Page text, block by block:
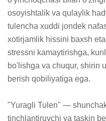
osoyishtalik va qulaylik
tulencha xuddi jondek
xotirjamlik hissini baxsh
stressni kamaytirishga,
bo'lishga va chuqur, shirin
berish qobiliyatiga ega.
"Yuragli Tulen" —
tinchlantiruvchi va taskin